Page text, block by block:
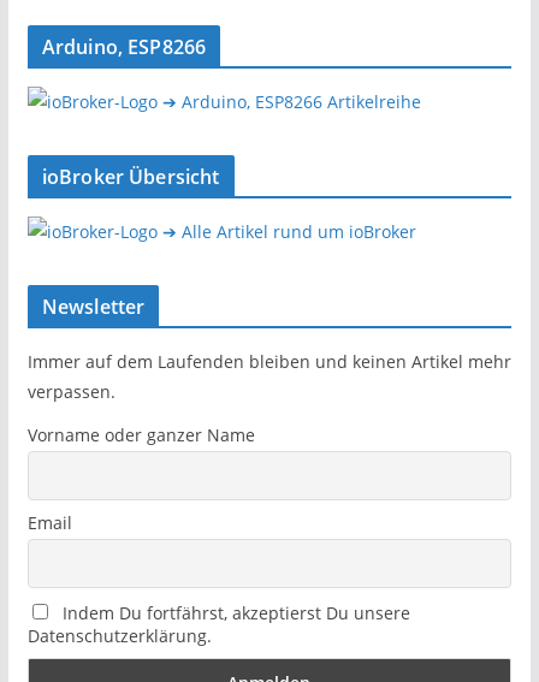
Arduino, ESP8266
➔ Arduino, ESP8266 Artikelreihe
ioBroker Übersicht
➔ Alle Artikel rund um ioBroker
Newsletter
Immer auf dem Laufenden bleiben und keinen Artikel mehr
verpassen.
Vorname oder ganzer Name
Email
Indem Du fortfährst, akzeptierst Du unsere
Datenschutzerklärung.